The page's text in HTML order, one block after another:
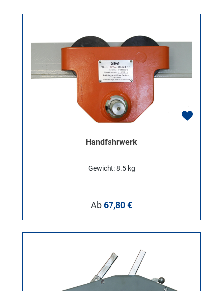
Handfahrwerk
Gewicht: 8.5 kg
Regulärer Preis:
Ab67,80 €